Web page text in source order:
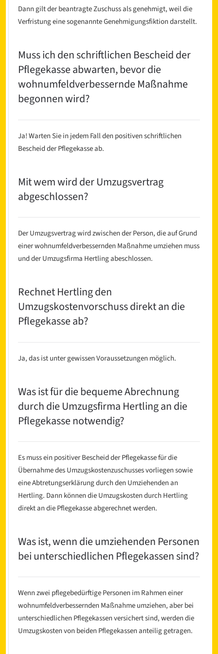
Dann gilt der beantragte Zuschuss als genehmigt, weil die
Verfristung eine sogenannte Genehmigungsfiktion darstellt.
Muss ich den schriftlichen Bescheid der
Pflegekasse abwarten, bevor die
wohnumfeldverbessernde Maßnahme
begonnen wird?
Ja! Warten Sie in jedem Fall den positiven schriftlichen
Bescheid der Pflegekasse ab.
Mit wem wird der Umzugsvertrag
abgeschlossen?
Der Umzugsvertrag wird zwischen der Person, die auf Grund
einer wohnumfeldverbessernden Maßnahme umziehen muss
und der Umzugsfirma Hertling abeschlossen.
Rechnet Hertling den
Umzugskostenvorschuss direkt an die
Pflegekasse ab?
Ja, das ist unter gewissen Voraussetzungen möglich.
Was ist für die bequeme Abrechnung
durch die Umzugsfirma Hertling an die
Pflegekasse notwendig?
Es muss ein positiver Bescheid der Pflegekasse für die
Übernahme des Umzugskostenzuschusses vorliegen sowie
eine Abtretungserklärung durch den Umziehenden an
Hertling. Dann können die Umzugskosten durch Hertling
direkt an die Pflegekasse abgerechnet werden.
Was ist, wenn die umziehenden Personen
bei unterschiedlichen Pflegekassen sind?
Wenn zwei pflegebedürftige Personen im Rahmen einer
wohnumfeldverbessernden Maßnahme umziehen, aber bei
unterschiedlichen Pflegekassen versichert sind, werden die
Umzugskosten von beiden Pflegekassen anteilig getragen.